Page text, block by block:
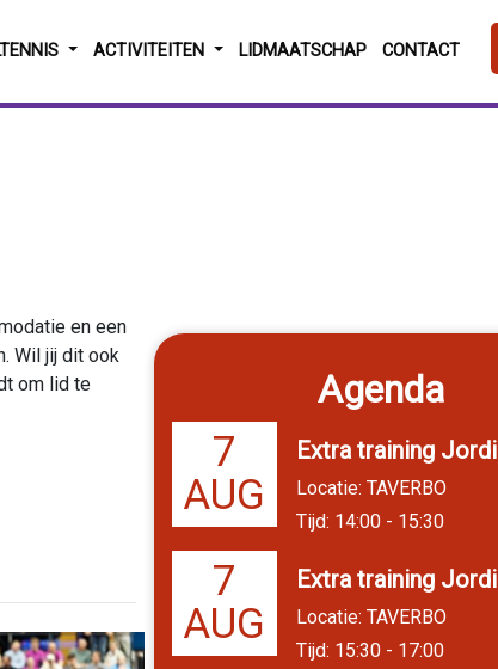
ACTIVITEITEN LIDMAATSCHAP CONTACT
en een
Wil jij dit ook
om lid te
Agenda
7
AUG
Extra training Jordi
Locatie: TAVERBO
Tijd: 14:00 - 15:30
7
AUG
Extra training Jordi
Locatie: TAVERBO
Tijd: 15:30 - 17:00